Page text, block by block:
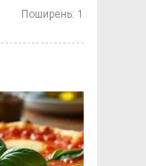
Поширень: 1